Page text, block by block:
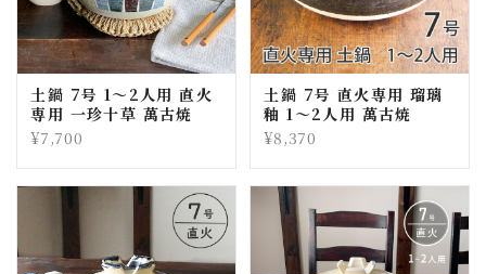
土鍋 7号 1〜2人用 直火
専用 一珍十草 萬古焼
¥7,700
土鍋 7号 直火専用 瑠璃
釉 1〜2人用 萬古焼
¥8,370